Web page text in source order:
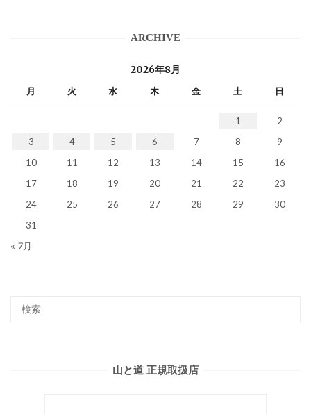
ARCHIVE
2026年8月
月 火 水 木 金 土 日
1
2
3
4 5 6 7 8
9
10
11 12 13 14 15
16
17
18 19 20 21 22
23
24
25 26 27 28 29
30
31
« 7月
山と道 正規取扱店